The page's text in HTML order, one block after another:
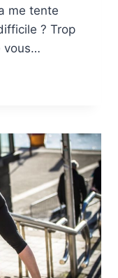
me tente
? Trop
vous…